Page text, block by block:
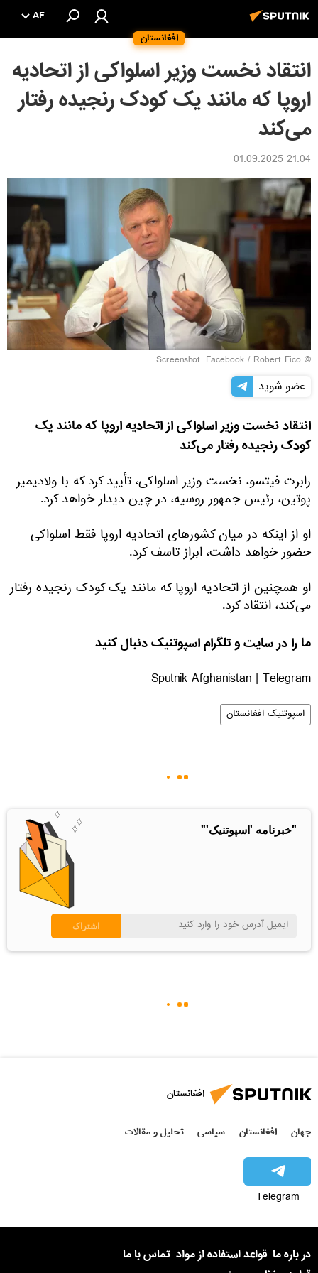
افغانستان
AF
انتقاد نخست وزیر اسلواکی از اتحادیه
اروپا که مانند یک کودک رنجیده رفتار
می‌کند
21:04 01.09.2025
©
Screenshot: Facebook / Robert Fico
عضو شوید
انتقاد نخست وزیر اسلواکی از اتحادیه اروپا که مانند یک
کودک رنجیده رفتار می‌کند
رابرت فیتسو، نخست وزیر اسلواکی، تأیید کرد که با ولادیمیر
پوتین، رئیس جمهور روسیه، در چین دیدار خواهد کرد.
او از اینکه در میان کشورهای اتحادیه اروپا فقط اسلواکی
حضور خواهد داشت، ابراز تاسف کرد.
او همچنین از اتحادیه اروپا که مانند یک کودک رنجیده رفتار
می‌کند، انتقاد کرد.
ما را در سایت و تلگرام اسپوتنیک دنبال کنید
Sputnik Afghanistan | Telegram
اسپوتنیک افغانستان
"خبرنامه 'اسپوتنیک'"
افغانستان
جهان افغانستان سیاسی تحلیل و مقالات
Telegram
در باره ما قواعد استفاده از مواد تماس با ما